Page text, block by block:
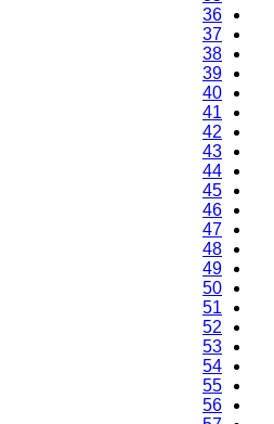
36
37
38
39
40
41
42
43
44
45
46
47
48
49
50
51
52
53
54
55
56